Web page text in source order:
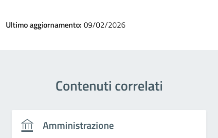
Ultimo aggiornamento: 09/02/2026
Contenuti correlati
Amministrazione